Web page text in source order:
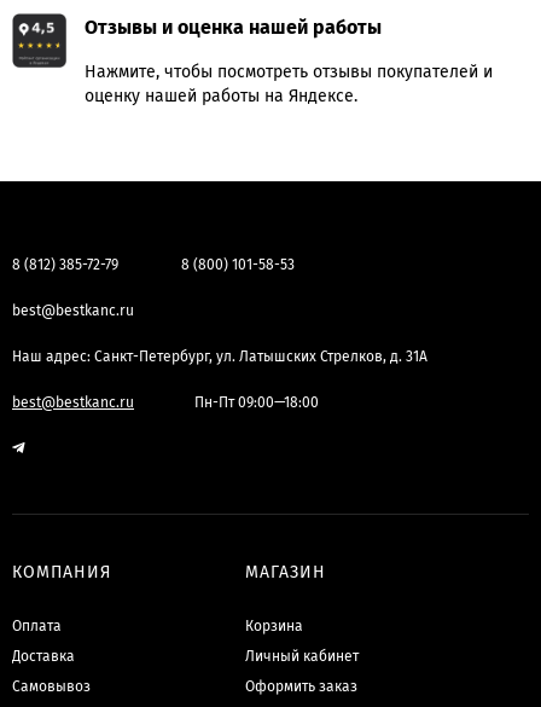
Отзывы и оценка нашей работы
Нажмите, чтобы посмотреть отзывы покупателей и
оценку нашей работы на Яндексе.
8 (812) 385-72-79 8 (800) 101-58-53
best@bestkanc.ru
Наш адрес: Санкт-Петербург, ул. Латышских Стрелков, д. 31А
best@bestkanc.ru Пн-Пт 09:00—18:00
КОМПАНИЯ
Оплата
Доставка
Самовывоз
МАГАЗИН
Корзина
Личный кабинет
Оформить заказ